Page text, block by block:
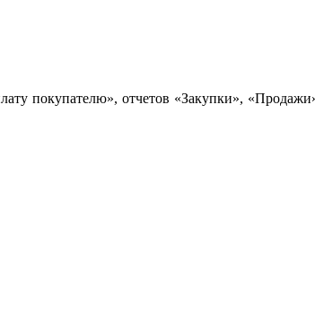
покупателю», отчетов «Закупки»,